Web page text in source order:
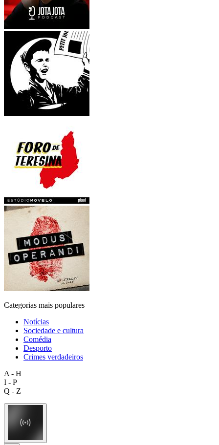
Categorias mais populares
Notícias
Sociedade e cultura
Comédia
Desporto
Crimes verdadeiros
A - H
I - P
Q - Z